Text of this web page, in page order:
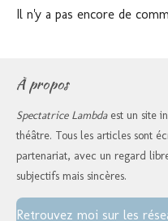
Il n'y a pas encore de
À propos
Spectatrice Lambdaest un site
théâtre. Tous les articles sont
partenariat, avec un regard
subjectifs mais sincères.
Retrouvez moi sur les